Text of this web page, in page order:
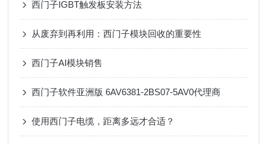
西门子IGBT触发板安装方法
从废弃到再利用：西门子模块回收的重要性
西门子AI模块销售
西门子软件亚洲版 6AV6381-2BS07-5AV0代理商
使用西门子电缆，距离多远才合适？